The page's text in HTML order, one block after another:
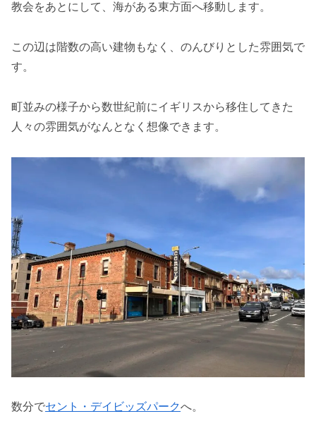
教会をあとにして、海がある東方面へ移動します。
この辺は階数の高い建物もなく、のんびりとした雰囲気で
す。
町並みの様子から数世紀前にイギリスから移住してきた
人々の雰囲気がなんとなく想像できます。
数分でセント・デイビッズパークへ。